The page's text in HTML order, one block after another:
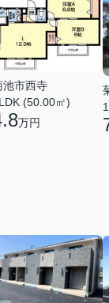
池市西寺
(50.00㎡)
万円